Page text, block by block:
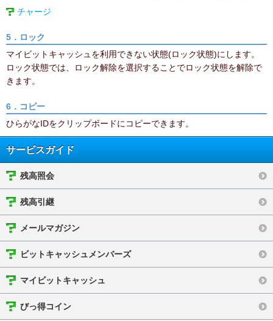
チャージ
5．ロック
マイビットキャッシュを利用できない状態(ロック状態)にします。
ロック状態では、ロック解除を選択することでロック状態を解除で
きます。
6．コピー
ひらがなIDをクリップボードにコピーできます。
サービスガイド
残高照会
残高引継
メールマガジン
ビットキャッシュメンバーズ
マイビットキャッシュ
びっ得コイン